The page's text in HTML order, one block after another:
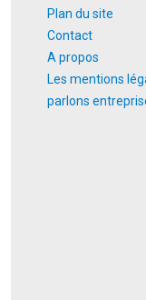
Plan du site
Contact
A propos
Les mentions
parlons